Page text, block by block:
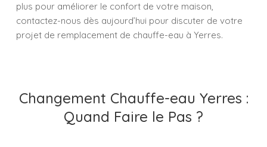
plus pour améliorer le confort de votre maison,
contactez-nous dès aujourd’hui pour discuter de votre
projet de remplacement de chauffe-eau à Yerres.
Changement Chauffe-eau Yerres :
Quand Faire le Pas ?